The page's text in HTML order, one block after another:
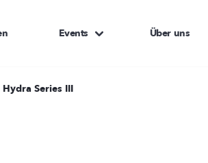
Events Über uns
Series III